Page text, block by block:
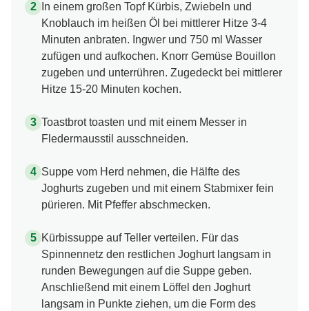
In einem großen Topf Kürbis, Zwiebeln und
Knoblauch im heißen Öl bei mittlerer Hitze 3-4
Minuten anbraten. Ingwer und 750 ml Wasser
zufügen und aufkochen. Knorr Gemüse Bouillon
zugeben und unterrühren. Zugedeckt bei mittlerer
Hitze 15-20 Minuten kochen.
Toastbrot toasten und mit einem Messer in
Fledermausstil ausschneiden.
Suppe vom Herd nehmen, die Hälfte des
Joghurts zugeben und mit einem Stabmixer fein
pürieren. Mit Pfeffer abschmecken.
Kürbissuppe auf Teller verteilen. Für das
Spinnennetz den restlichen Joghurt langsam in
runden Bewegungen auf die Suppe geben.
Anschließend mit einem Löffel den Joghurt
langsam in Punkte ziehen, um die Form des